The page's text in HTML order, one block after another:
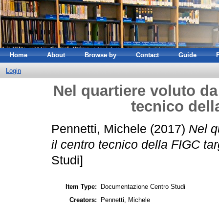
Home About Browse by Contact Guide
Login
Nel quartiere voluto
tecnico
Pennetti, Michele (2017) Nel
il centro tecnico della FIGC
Studi]
Item Type:
Documentazione Centro Studi
Creators:
Pennetti, Michele